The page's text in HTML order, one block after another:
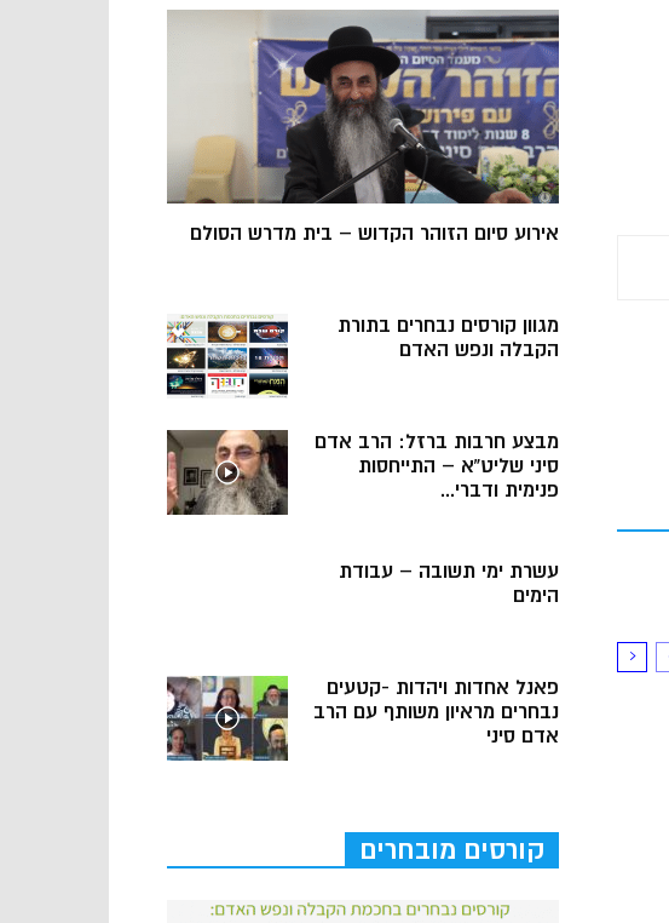
אירוע סיום הזוהר הקדוש – בית מדרש הסולם
מגוון קורסים נבחרים בתורת
הקבלה ונפש האדם
מבצע חרבות ברזל: הרב אדם
סיני שליט”א – התייחסות
פנימית ודברי...
עשרת ימי תשובה – עבודת
הימים
פאנל אחדות ויהדות -קטעים
נבחרים מראיון משותף עם הרב
אדם סיני
קורסים מובחרים